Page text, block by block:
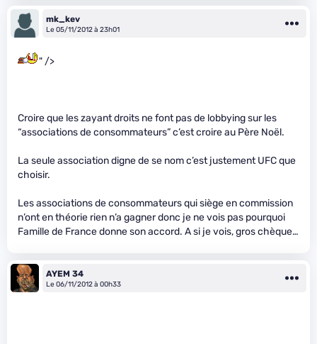
mk_kev
Le 05/11/2012 à 23h01
" />
Croire que les zayant droits ne font pas de lobbying sur les
“associations de consommateurs” c’est croire au Père Noël.
La seule association digne de se nom c’est justement UFC que
choisir.
Les associations de consommateurs qui siège en commission
n’ont en théorie rien n’a gagner donc je ne vois pas pourquoi
Famille de France donne son accord. A si je vois, gros chèque…
AYEM 34
Le 06/11/2012 à 00h33